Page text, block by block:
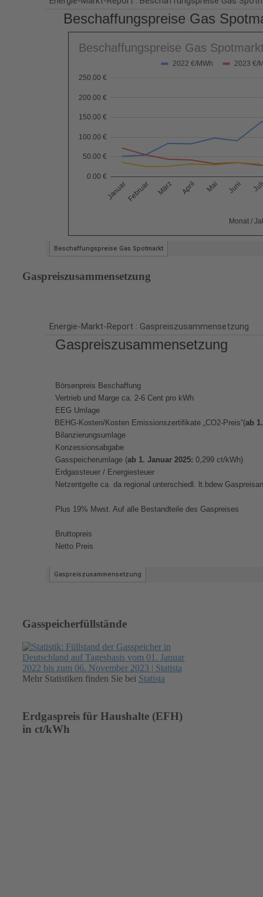
Gaspreiszusammensetzung
Gasspeicherfüllstände
Mehr Statistiken finden Sie bei Statista
Erdgaspreis für Haushalte (EFH)
in ct/kWh